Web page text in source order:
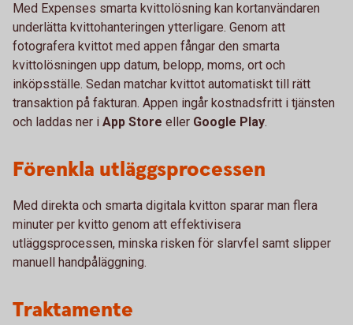
Med Expenses smarta kvittolösning kan kortanvändaren
underlätta kvittohanteringen ytterligare. Genom att
fotografera kvittot med appen fångar den smarta
kvittolösningen upp datum, belopp, moms, ort och
inköpsställe. Sedan matchar kvittot automatiskt till rätt
transaktion på fakturan. Appen ingår kostnadsfritt i tjänsten
och laddas ner i App Store eller Google Play.
Förenkla utläggsprocessen
Med direkta och smarta digitala kvitton sparar man flera
minuter per kvitto genom att effektivisera
utläggsprocessen, minska risken för slarvfel samt slipper
manuell handpåläggning.
Traktamente